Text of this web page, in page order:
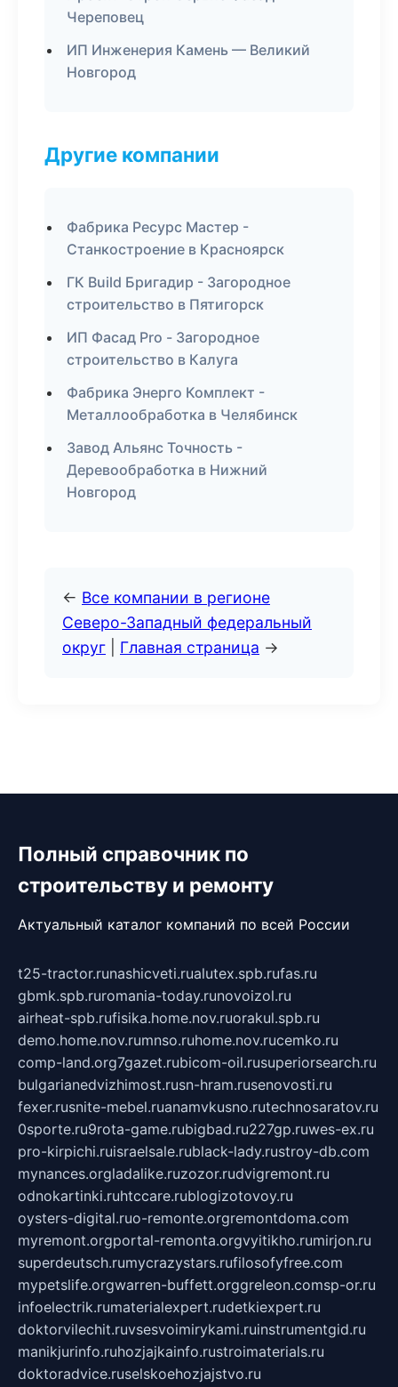
Череповец
ИП Инженерия Камень — Великий
Новгород
Другие компании
Фабрика Ресурс Мастер -
Станкостроение в Красноярск
ГК Build Бригадир - Загородное
строительство в Пятигорск
ИП Фасад Pro - Загородное
строительство в Калуга
Фабрика Энерго Комплект -
Металлообработка в Челябинск
Завод Альянс Точность -
Деревообработка в Нижний
Новгород
← Все компании в регионе
Северо-Западный федеральный
округ
Главная страница →
Полный справочник по
строительству и ремонту
Актуальный каталог компаний по всей России
t25-tractor.runashicveti.rualutex.spb.rufas.ru
gbmk.spb.ruromania-today.runovoizol.ru
airheat-spb.rufisika.home.nov.ruorakul.spb.ru
demo.home.nov.rumnso.ruhome.nov.rucemko.ru
comp-land.org7gazet.rubicom-oil.rusuperiorsearch.ru
bulgarianedvizhimost.rusn-hram.rusenovosti.ru
fexer.rusnite-mebel.ruanamvkusno.rutechnosaratov.ru
0sporte.ru9rota-game.rubigbad.ru227gp.ruwes-ex.ru
pro-kirpichi.ruisraelsale.rublack-lady.rustroy-db.com
mynances.orgladalike.ruzozor.rudvigremont.ru
odnokartinki.ruhtccare.rublogizotovoy.ru
oysters-digital.ruo-remonte.orgremontdoma.com
myremont.orgportal-remonta.orgvyitikho.rumirjon.ru
superdeutsch.rumycrazystars.rufilosofyfree.com
mypetslife.orgwarren-buffett.orggreleon.comsp-or.ru
infoelectrik.rumaterialexpert.rudetkiexpert.ru
doktorvilechit.ruvsesvoimirykami.ruinstrumentgid.ru
manikjurinfo.ruhozjajkainfo.rustroimaterials.ru
doktoradvice.ruselskoehozjajstvo.ru